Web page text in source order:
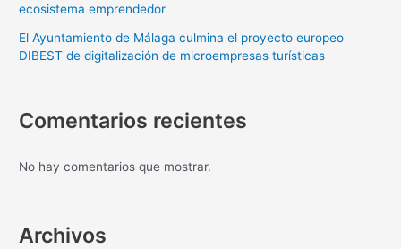
ecosistema emprendedor
El Ayuntamiento de Málaga culmina el proyecto europeo
DIBEST de digitalización de microempresas turísticas
Comentarios recientes
No hay comentarios que mostrar.
Archivos